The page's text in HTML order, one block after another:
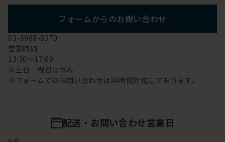
フォームからのお問い合わせ
03-6908-8370
営業時間
13:30～17:00
※土日 祝日は休み
※フォームでのお問い合わせは24時間対応しております。
配送・お問い合わせ営業日